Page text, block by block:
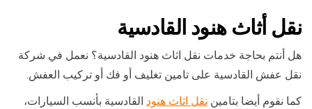
نقل أثاث هنود القادسية
هل أنتم بحاجة خدمات نقل اثاث هنود القادسية؟ نعمل في شركة
نقل عفش القادسية على تامين تغليف أو فك أو تركيب العفش.
كما نقوم أيضا بتامين نقل اثاث هنود القادسية بأنسب السيارات،